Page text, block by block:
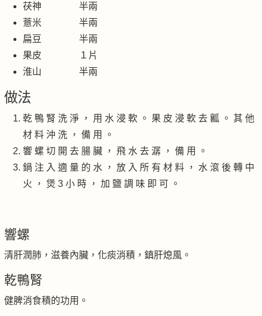
茯神 半兩
薏米 半兩
扁豆 半兩
果皮 １片
淮山 半兩
做法
乾 鴨 腎 洗 淨 ， 用 水 浸 軟 。 果 皮 浸 軟 去 瓤 。 其 他
材 料 沖 洗 ， 備 用 。
響 螺 切 開 去 腸 臟 ， 飛 水 去 潺 ， 備 用 。
鍋 注 入 適 量 的 水 ， 放 入 所 有 材 料 ， 水 滾 後 轉 中
火 ， 煲 3 小 時 ， 加 鹽 調 味 即 可 。
響螺
清肝潤肺，滋養內臟，化痰消積，鎮肝熄風。
乾鴨腎
健脾消食積的功用。